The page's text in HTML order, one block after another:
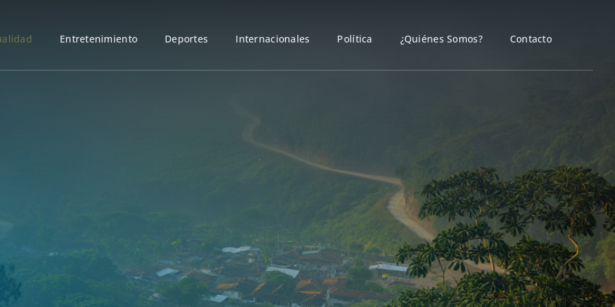
Entretenimiento Deportes Internacionales Política ¿Quiénes Somos? Contacto